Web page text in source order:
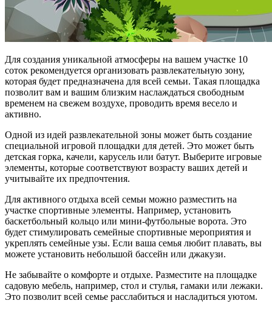
Для создания уникальной атмосферы на вашем участке 10
соток рекомендуется организовать развлекательную зону,
которая будет предназначена для всей семьи. Такая площадка
позволит вам и вашим близким наслаждаться свободным
временем на свежем воздухе, проводить время весело и
активно.
Одной из идей развлекательной зоны может быть создание
специальной игровой площадки для детей. Это может быть
детская горка, качели, карусель или батут. Выберите игровые
элементы, которые соответствуют возрасту ваших детей и
учитывайте их предпочтения.
Для активного отдыха всей семьи можно разместить на
участке спортивные элементы. Например, установить
баскетбольный кольцо или мини-футбольные ворота. Это
будет стимулировать семейные спортивные мероприятия и
укреплять семейные узы. Если ваша семья любит плавать, вы
можете установить небольшой бассейн или джакузи.
Не забывайте о комфорте и отдыхе. Разместите на площадке
садовую мебель, например, стол и стулья, гамаки или лежаки.
Это позволит всей семье расслабиться и насладиться уютом.